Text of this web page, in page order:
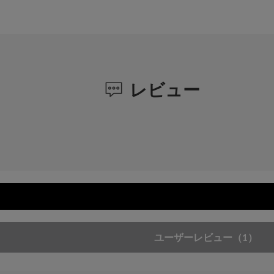
レビュー
ユーザーレビュー （1）